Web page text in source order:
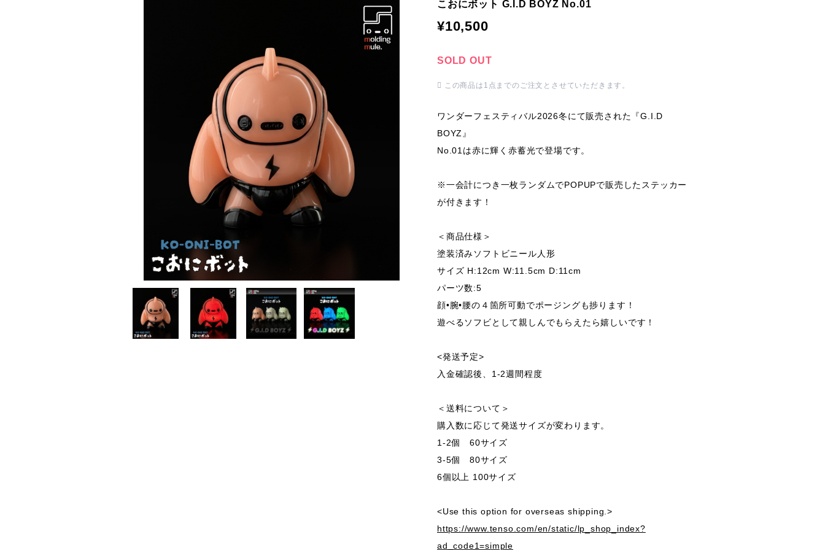
こおにボット G.I.D BOYZ No.01
¥10,500
SOLD OUT
この商品は1点までのご注文とさせていただきます。
ワンダーフェスティバル2026冬にて販売された『G.I.D
BOYZ』
No.01は赤に輝く赤蓄光で登場です。
※一会計につき一枚ランダムでPOPUPで販売したステッカー
が付きます！
＜商品仕様＞
塗装済みソフトビニール人形
サイズ H:12cm W:11.5cm D:11cm
パーツ数:5
顔•腕•腰の４箇所可動でポージングも捗ります！
遊べるソフビとして親しんでもらえたら嬉しいです！
<発送予定>
入金確認後、1-2週間程度
＜送料について＞
購入数に応じて発送サイズが変わります。
1-2個 60サイズ
3-5個 80サイズ
6個以上 100サイズ
<Use this option for overseas shipping.>
https://www.tenso.com/en/static/lp_shop_index?
ad_code1=simple